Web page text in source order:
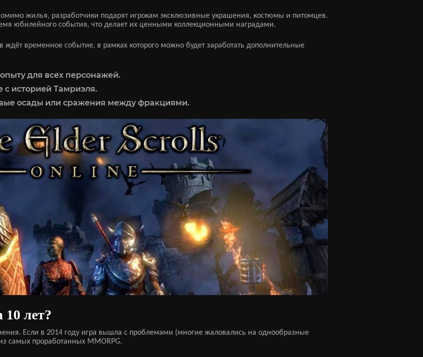
жилья, разработчики подарят игрокам эксклюзивные украшения, костюмы и питомцев.
юбилейного события, что делает их ценными коллекционными наградами.
временное событие, в рамках которого можно будет заработать дополнительные
для всех персонажей.
с историей Тамриэля.
осады или сражения между фракциями.
10 лет?
Если в 2014 году игра вышла с проблемами (многие жаловались на однообразные
самых проработанных MMORPG.